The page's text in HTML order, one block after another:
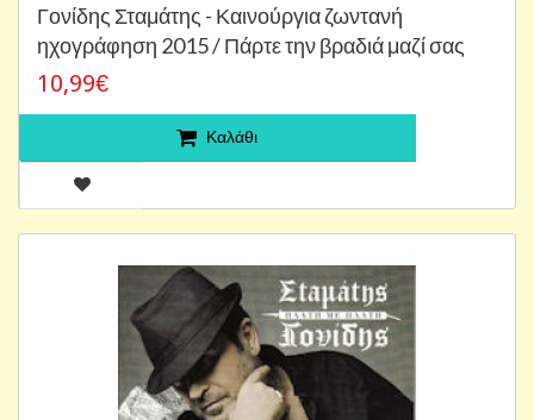
Γονίδης Σταμάτης - Καινούργια ζωντανή
ηχογράφηση 2015 / Πάρτε την βραδιά μαζί σας
10,99€
Καλάθι